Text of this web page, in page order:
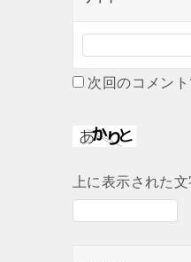
次回のコメン
上に表示された